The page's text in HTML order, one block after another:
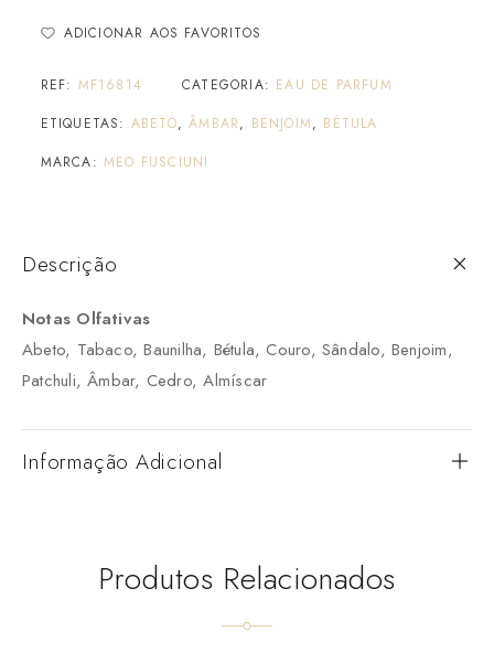
ADICIONAR AOS FAVORITOS
REF: MF16814 CATEGORIA: EAU DE PARFUM
ETIQUETAS: ABETO,ÂMBAR, BENJOIM, BÉTULA
MARCA: MEO FUSCIUNI
Descrição
Notas Olfativas
Abeto, Tabaco, Baunilha, Bétula, Couro, Sândalo, Benjoim,
Patchuli, Âmbar, Cedro, Almíscar
Informação Adicional
Produtos Relacionados